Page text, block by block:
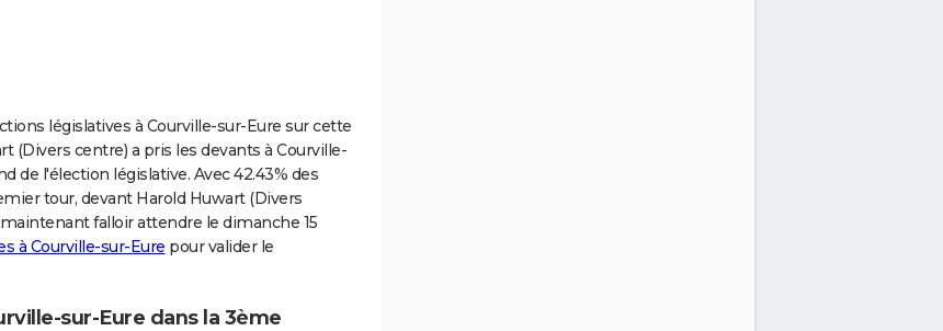
législatives à Courville-sur-Eure sur cette
(Divers centre) a pris les devants à Courville-
de l'élection législative. Avec 42.43% des
tour, devant Harold Huwart (Divers
falloir attendre le dimanche 15
à Courville-sur-Eure pour valider le
sur-Eure dans la 3ème